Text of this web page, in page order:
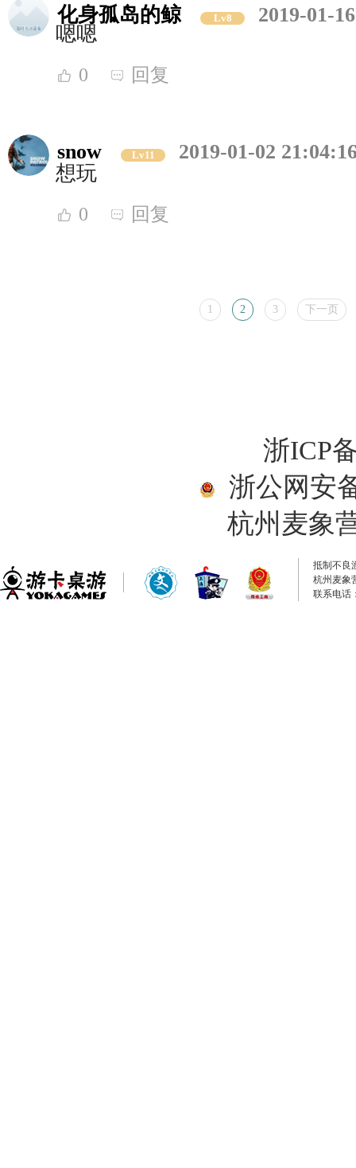
化身孤岛的鲸 Lv8
2019-01-
嗯嗯
0 回复
snow Lv11
2019-01-02
想玩
0 回复
1 2 3 下一页
浙ICP
浙公网安
杭州麦象
抵制不良
杭州麦象
联系电话